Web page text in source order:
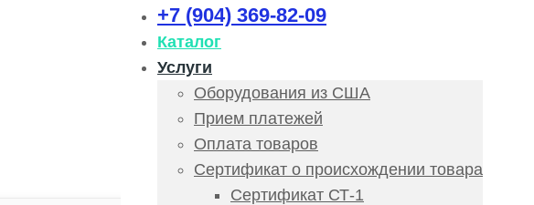
+7 (904) 369-82-09
Каталог
Услуги
Оборудования из США
Прием платежей
Оплата товаров
Сертификат о происхождении товара
Сертификат СТ-1